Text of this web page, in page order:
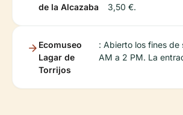
de la Alcazaba
3,50 €.
Ecomuseo
Lagar de
Torrijos
: Abierto los fines de
AM a 2 PM. La